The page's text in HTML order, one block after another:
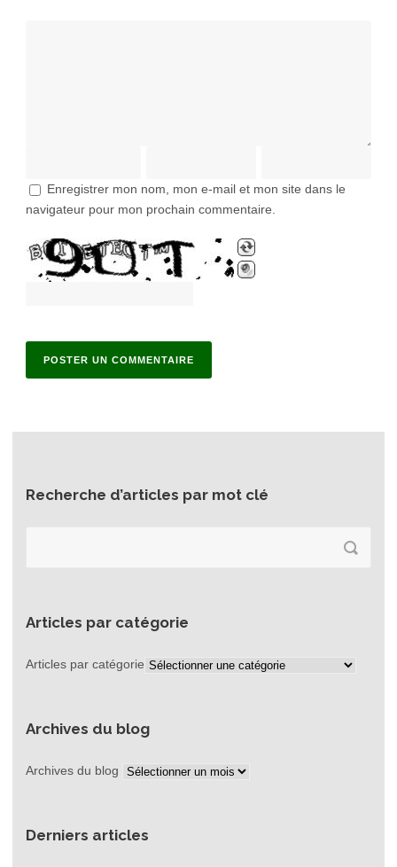
Enregistrer mon nom, mon e-mail et mon site dans le
navigateur pour mon prochain commentaire.
Recherche d’articles par mot clé
Articles par catégorie
Articles par catégorie
Archives du blog
Archives du blog
Derniers articles